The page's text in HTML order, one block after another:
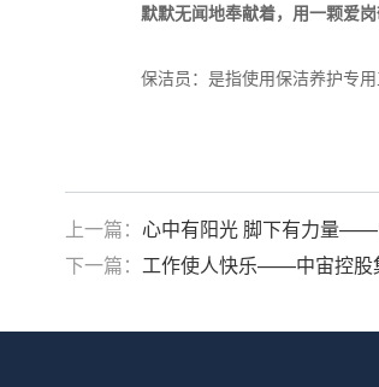
默默无闻地奉献着，用一颗爱
保洁员：是指使用保洁养护专
上一篇： 心中有阳光 脚下有力量——
下一篇： 工作使人快乐——中宙控股